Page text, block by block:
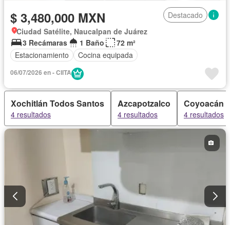
$ 3,480,000 MXN
Destacado
Ciudad Satélite, Naucalpan de Juárez
3 Recámaras
1 Baño
72 m²
Estacionamiento
Cocina equipada
06/07/2026 en - CIITA
Xochitlán Todos Santos
4 resultados
Azcapotzalco
4 resultados
Coyoacán
4 resultados